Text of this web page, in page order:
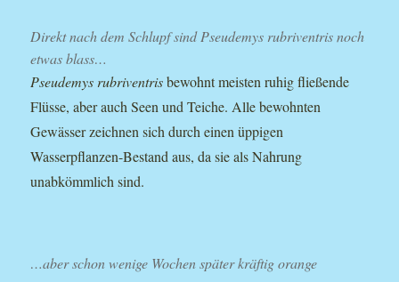
Direkt nach dem Schlupf sind Pseudemys rubriventris noch
etwas blass…
Pseudemys rubriventrisbewohnt meisten ruhig fließende
Flüsse, aber auch Seen und Teiche. Alle bewohnten
Gewässer zeichnen sich durch einen üppigen
Wasserpflanzen-Bestand aus, da sie als Nahrung
unabkömmlich sind.
…aber schon wenige Wochen später kräftig orange